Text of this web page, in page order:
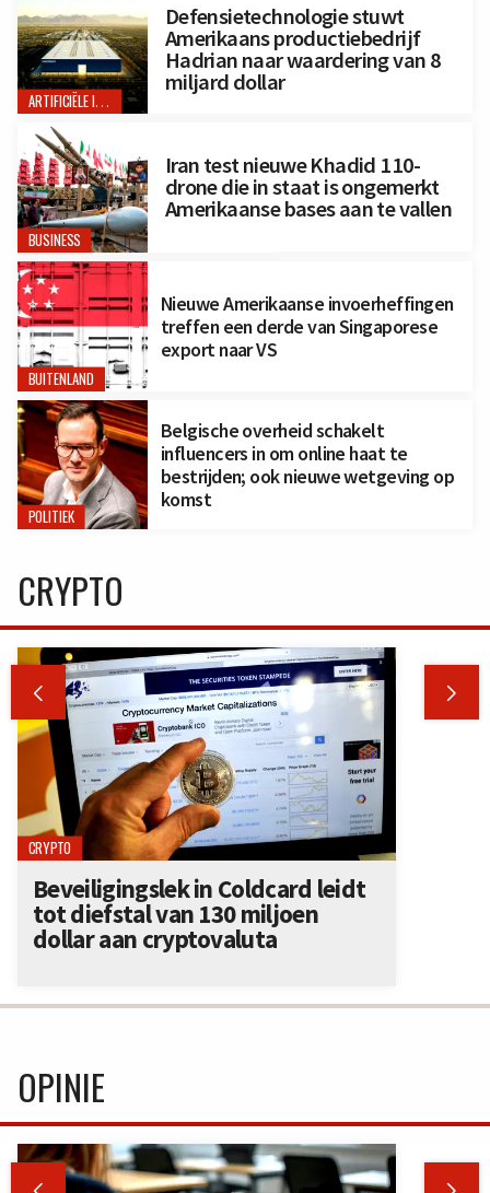
ARTIFICIËLE INTELLIGENTIE
Defensietechnologie stuwt
Amerikaans productiebedrijf
Hadrian naar waardering van 8
miljard dollar
BUSINESS
Iran test nieuwe Khadid 110-
drone die in staat is ongemerkt
Amerikaanse bases aan te vallen
BUITENLAND
Nieuwe Amerikaanse invoerheffingen
treffen een derde van Singaporese
export naar VS
POLITIEK
Belgische overheid schakelt
influencers in om online haat te
bestrijden; ook nieuwe wetgeving op
komst
CRYPTO
 
CRYPTO
Beveiligingslek in Coldcard leidt
tot diefstal van 130 miljoen
dollar aan cryptovaluta
OPINIE